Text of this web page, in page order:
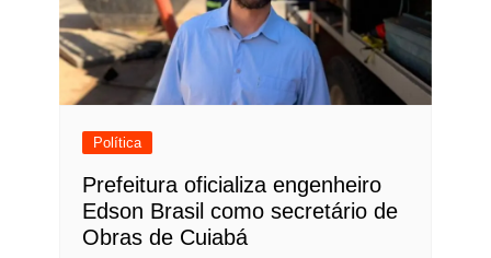
Política
Prefeitura oficializa engenheiro
Edson Brasil como secretário de
Obras de Cuiabá